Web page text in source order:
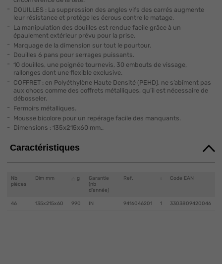
DOUILLES : La suppression des angles vifs des carrés augmente
leur résistance et protège les écrous contre le matage.
La manipulation des douilles est rendue facile grâce à un
épaulement extérieur prévu pour la prise.
Marquage de la dimension sur tout le pourtour.
Douilles 6 pans pour serrages puissants.
10 douilles, une poignée tournevis, 30 embouts de vissage,
rallonges dont une flexible exclusive.
COFFRET : en Polyéthylène Haute Densité (PEHD), ne s’abîment pas
aux chocs comme des coffrets métalliques, qu’il est nécessaire de
débosseler.
Fermoirs métalliques.
Mousse bicolore pour un repérage facile des manquants.
Dimensions : 135x215x60 mm..
Caractéristiques
Nb
pièces
Dim mm g
Garantie
(nb
d'année)
Ref. Code EAN
46 135x215x60 990 IN 9416046201 1 3303809420046